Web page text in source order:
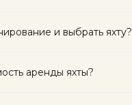
и выбрать яхту?
аренды яхты?